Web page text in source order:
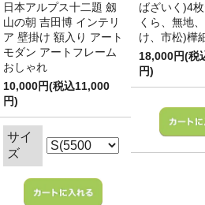
日本アルプス十二題 劔
山の朝 吉田博 インテリ
ア 壁掛け 額入り アート
モダン アートフレーム
おしゃれ
10,000円(税込11,000
円)
サイ
ズ
ばざいく)4
くら、無地
け、市松)樺
18,000円(税
円)